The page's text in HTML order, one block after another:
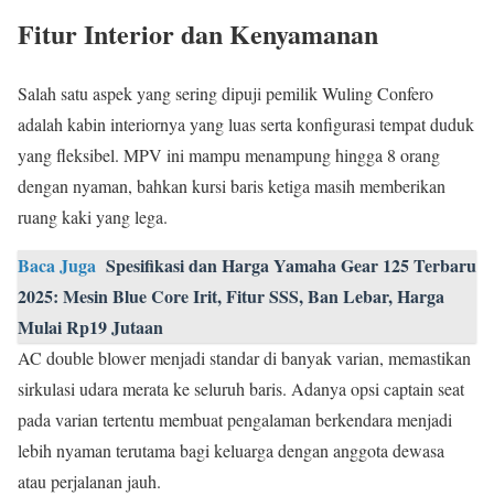
Fitur Interior dan Kenyamanan
Salah satu aspek yang sering dipuji pemilik Wuling Confero
adalah kabin interiornya yang luas serta konfigurasi tempat duduk
yang fleksibel. MPV ini mampu menampung hingga 8 orang
dengan nyaman, bahkan kursi baris ketiga masih memberikan
ruang kaki yang lega.
Baca Juga Spesifikasi dan Harga Yamaha Gear 125 Terbaru
2025: Mesin Blue Core Irit, Fitur SSS, Ban Lebar, Harga
Mulai Rp19 Jutaan
AC double blower menjadi standar di banyak varian, memastikan
sirkulasi udara merata ke seluruh baris. Adanya opsi captain seat
pada varian tertentu membuat pengalaman berkendara menjadi
lebih nyaman terutama bagi keluarga dengan anggota dewasa
atau perjalanan jauh.